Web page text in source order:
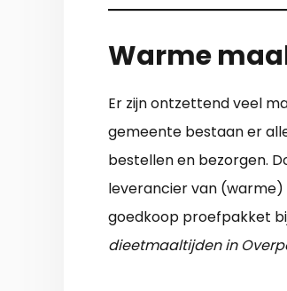
Warme
Er zijn ontzettend veel
gemeente bestaan er
bestellen en bezorgen.
leverancier van (warme)
goedkoop proefpakket
dieetmaaltijden in